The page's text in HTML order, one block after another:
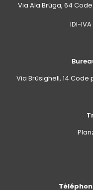
Via Ala Brüga, 64
IDI-
Via Brüsighell, 14 Code